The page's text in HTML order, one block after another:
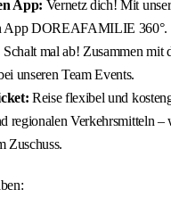
App: Vernetz dich! Mit
App DOREAFAMILIE 360°.
Schalt mal ab! Zusammen mit
unseren Team Events.
Reise flexibel und
regionalen Verkehrsmitteln –
Zuschuss.